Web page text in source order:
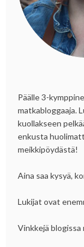
Päälle 3-
matkabloggaaja.
kuollakseen
enkusta
meikkipöydästä!
Aina saa kysyä,
Lukijat ovat
Vinkkejä blogissa